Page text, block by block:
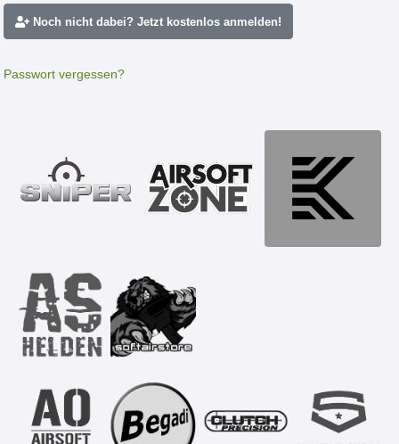
Noch nicht dabei? Jetzt kostenlos anmelden!
Passwort vergessen?